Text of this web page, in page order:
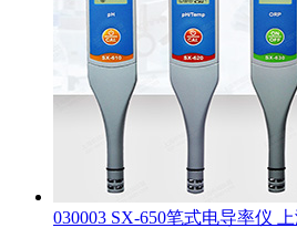
030003 SX-650笔式电导率仪